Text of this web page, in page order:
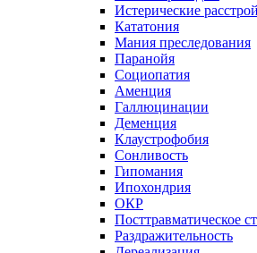
Истерические
Кататония
Мания преследования
Паранойя
Социопатия
Аменция
Галлюцинации
Деменция
Клаустрофобия
Сонливость
Гипомания
Ипохондрия
ОКР
Посттравматическое
Раздражительность